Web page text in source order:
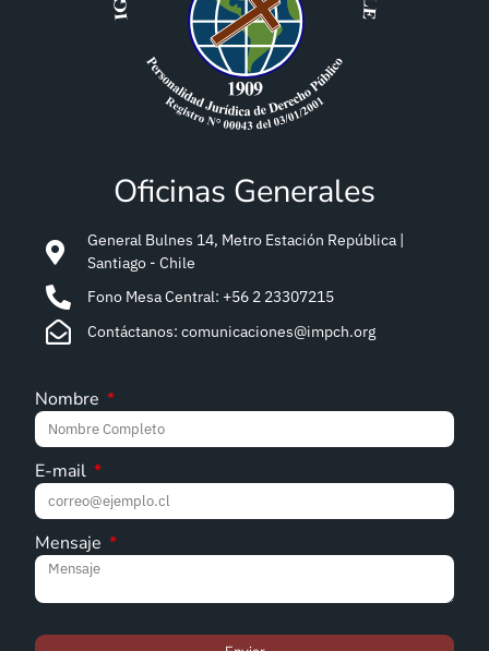
Oficinas Generales
General Bulnes 14, Metro Estación República |
Santiago - Chile
Fono Mesa Central: +56 2 23307215
Contáctanos: comunicaciones@impch.org
Nombre
E-mail
Mensaje